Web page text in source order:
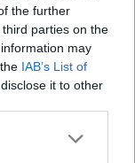
the further
parties on the
may
IAB’s List of
it to other